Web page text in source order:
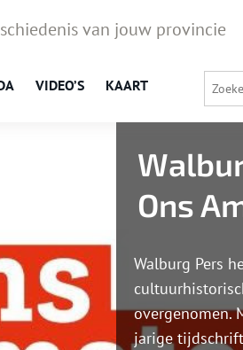
van jouw provincie
VIDEO’S KAART
Ons
Walburg Pers
overgenomen.
jarige